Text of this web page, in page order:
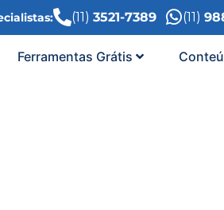
(11) 3521-7389 (11)
Ferramentas Grátis